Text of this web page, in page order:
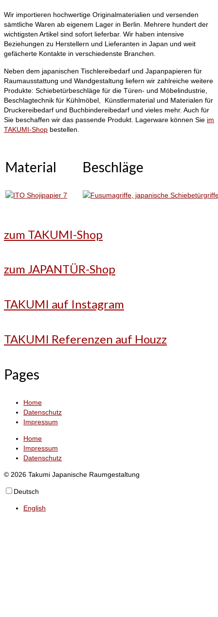
Wir importieren hochwertige Originalmaterialien und versenden
sämtliche Waren ab eigenem Lager in Berlin. Mehrere hundert der
wichtigsten Artikel sind sofort lieferbar. Wir haben intensive
Beziehungen zu Herstellern und Lieferanten in Japan und weit
gefächerte Kontakte in verschiedenste Branchen.
Neben dem japanischen Tischlereibedarf und Japanpapieren für
Raumausstattung und Wandgestaltung liefern wir zahlreiche weitere
Produkte: Schiebetürbeschläge für die Türen- und Möbelindustrie,
Beschlagtechnik für Kühlmöbel, Künstlermaterial und Materialen für
Druckereibedarf und Buchbindereibedarf und vieles mehr. Auch für
Sie beschaffen wir das passende Produkt. Lagerware können Sie im
TAKUMI-Shop bestellen.
Material Beschläge
zum TAKUMI-Shop
zum JAPANTÜR-Shop
TAKUMI auf Instagram
TAKUMI Referenzen auf Houzz
Pages
Home
Datenschutz
Impressum
Home
Impressum
Datenschutz
© 2026 Takumi Japanische Raumgestaltung
Deutsch
English